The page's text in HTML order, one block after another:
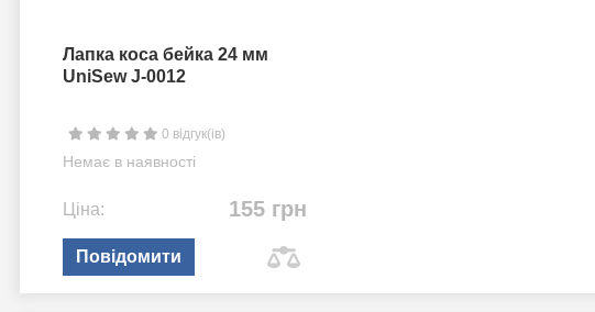
Лапка коса бейка 24 мм
UniSew J-0012
0 відгук(ів)
Немає в наявності
Ціна: 155 грн
Повідомити